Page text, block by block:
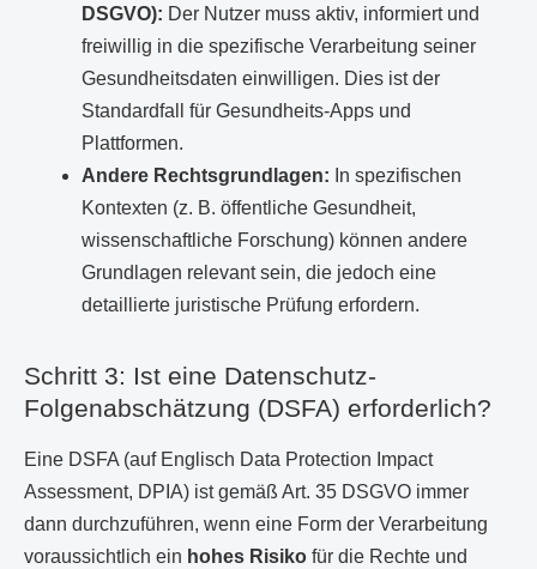
DSGVO): Der Nutzer muss aktiv, informiert und
freiwillig in die spezifische Verarbeitung seiner
Gesundheitsdaten einwilligen. Dies ist der
Standardfall für Gesundheits-Apps und
Plattformen.
Andere Rechtsgrundlagen: In spezifischen
Kontexten (z. B. öffentliche Gesundheit,
wissenschaftliche Forschung) können andere
Grundlagen relevant sein, die jedoch eine
detaillierte juristische Prüfung erfordern.
Schritt 3: Ist eine Datenschutz-
Folgenabschätzung (DSFA) erforderlich?
Eine DSFA (auf Englisch Data Protection Impact
Assessment, DPIA) ist gemäß Art. 35 DSGVO immer
dann durchzuführen, wenn eine Form der Verarbeitung
voraussichtlich ein hohes Risiko für die Rechte und